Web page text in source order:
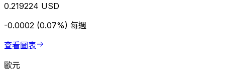
0.219224 USD
-0.0002 (0.07%) 每週
查看圖表
歐元